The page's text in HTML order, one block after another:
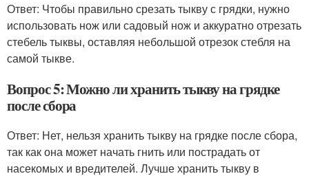
Ответ: Чтобы правильно срезать тыкву с грядки, нужно
использовать нож или садовый нож и аккуратно отрезать
стебель тыквы, оставляя небольшой отрезок стебля на
самой тыкве.
Вопрос 5: Можно ли хранить тыкву на грядке
после сбора
Ответ: Нет, нельзя хранить тыкву на грядке после сбора,
так как она может начать гнить или пострадать от
насекомых и вредителей. Лучше хранить тыкву в